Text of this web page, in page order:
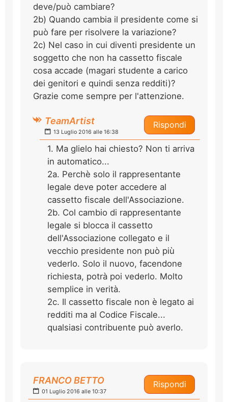
deve/può cambiare?
2b) Quando cambia il presidente come si
può fare per risolvere la variazione?
2c) Nel caso in cui diventi presidente un
soggetto che non ha cassetto fiscale
cosa accade (magari studente a carico
dei genitori e quindi senza redditi)?
Grazie come sempre per l'attenzione.
Rispondi
TeamArtist
13 Luglio 2016 alle 16:38
1. Ma glielo hai chiesto? Non ti arriva
in automatico...
2a. Perchè solo il rappresentante
legale deve poter accedere al
cassetto fiscale dell'Associazione.
2b. Col cambio di rappresentante
legale si blocca il cassetto
dell'Associazione collegato e il
vecchio presidente non può più
vederlo. Solo il nuovo, facendone
richiesta, potrà poi vederlo. Molto
semplice in verità.
2c. Il cassetto fiscale non è legato ai
redditi ma al Codice Fiscale...
qualsiasi contribuente può averlo.
Rispondi
FRANCO BETTO
01 Luglio 2016 alle 10:37